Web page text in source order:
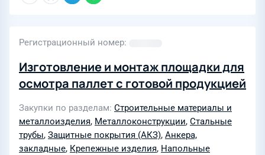
Регистрационный номер
Изготовление и монтаж площадки для
осмотра паллет с готовой продукцией
Закупки по разделам Строительные материалы и
металлоизделия, Металлоконструкции, Стальные
трубы, Защитные покрытия (АКЗ), Анкера,
закладные, Крепежные изделия, Напольные